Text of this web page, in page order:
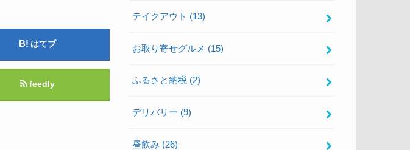
はてブ
feedly
テイクアウト (13)
お取り寄せグルメ (15)
ふるさと納税 (2)
デリバリー (9)
昼飲み (26)